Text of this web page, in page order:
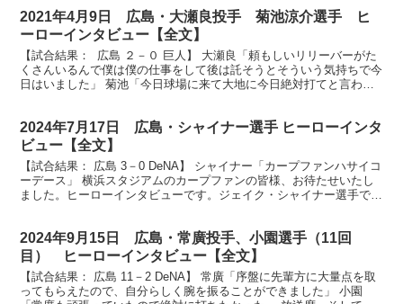
2021年4月9日 広島・大瀬良投手 菊池涼介選手 ヒ
ーローインタビュー【全文】
【試合結果： 広島 ２－０ 巨人】 大瀬良「頼もしいリリーバーがた
くさんいるんで僕は僕の仕事をして後は託そうとそういう気持ちで今
日はいました」 菊池「今日球場に来て大地に今日絶対打てと言われ
2024年7月17日 広島・シャイナー選手 ヒーローインタ
ビュー【全文】
【試合結果： 広島 3－0 DeNA】 シャイナー「カープファンハサイコ
ーデース」 横浜スタジアムのカープファンの皆様、お待たせいたし
ました。ヒーローインタビューです。ジェイク・シャイナー選手で
2024年9月15日 広島・常廣投手、小園選手（11回
目） ヒーローインタビュー【全文】
【試合結果： 広島 11－2 DeNA】 常廣「序盤に先輩方に大量点を取
ってもらえたので、自分らしく腕を振ることができました」 小園